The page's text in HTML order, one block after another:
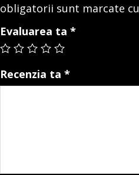
obligatorii sunt marcate cu
Evaluarea ta *
Recenzia ta *